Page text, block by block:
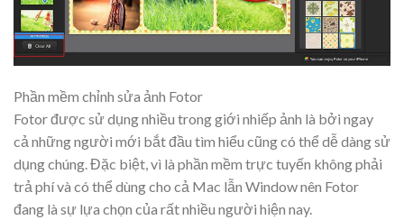
Phần mềm chỉnh sửa ảnh Fotor
Fotor được sử dụng nhiều trong giới nhiếp ảnh là bởi ngay
cả những người mới bắt đầu tìm hiểu cũng có thể dễ dàng sử
dụng chúng. Đặc biệt, vì là phần mềm trực tuyến không phải
trả phí và có thể dùng cho cả Mac lẫn Window nên Fotor
đang là sự lựa chọn của rất nhiều người hiện nay.